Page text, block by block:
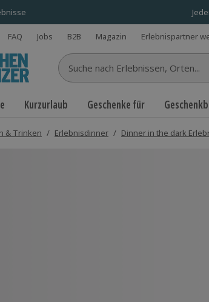
FAQ Jobs B2B Magazin Erlebnispartner
Suche nach Erlebnissen...
Kurzurlaub Geschenke für
& Trinken / Erlebnisdinner / Dinner in the dark